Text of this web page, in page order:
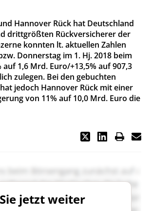
Hannover Rück hat Deutschland
drittgrößten Rückversicherer der
konnten lt. aktuellen Zahlen
Donnerstag im 1. Hj. 2018 beim
auf 1,6 Mrd. Euro/+13,5% auf 907,3
zulegen. Bei den gebuchten
jedoch Hannover Rück mit einer
von 11% auf 10,0 Mrd. Euro die
jetzt weiter